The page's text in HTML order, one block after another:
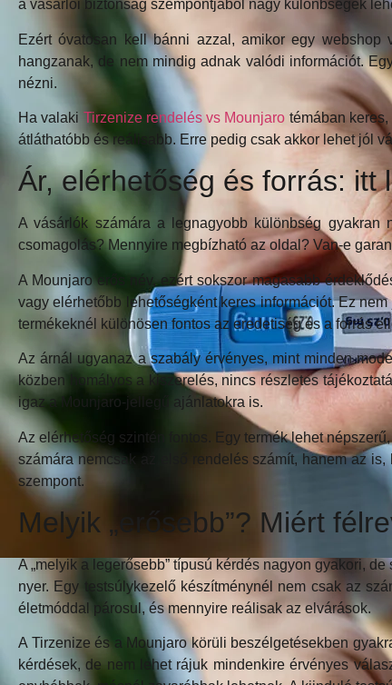
a vásárlói biztonság szempontjából nagy különbségek
Ezért óvatosan kell bánni azzal, amikor egy webshop
hangzanak, de nem mindig adnak valódi információt.
nézni.
Ha valaki Tirzenize rendelés vs Mounjaro témában
átláthatóbb és reálisabb. Erre pedig csak akkor lehet jól
Ár, elérhetőség és forrás: itt
A vásárlók számára a legnagyobb különbség
csomagolás? Mennyire megbízható az oldal? Van-e
A Mounjaro erős név, ezért sokszor magasabb
vagy elérhetőbb lehetőségként keres információt. Ez
termékeknél különösen fontos az eredetiség és a forrás
Az árnál ugyanaz a szabály érvényes, mint minden
közben homályos a kiszerelés, nincs részletes
igaz a Mounjaro-jellegű ajánlatokra is.
Az elérhetőség szintén fontos. Egy termék lehet
számára nemcsak az első rendelés számít, hanem az
szempont.
Melyik „erősebb”? Miért
A „melyik a legerősebb” típusú kérdés nagyon gyakori,
nyer. Egy testsúlykezelő készítménynél nem csak az
életmóddal párosul, és mennyire reálisak az elvárások.
A Tirzenize és a Mounjaro körüli beszélgetésekben
kérdések, de nem lehet rájuk mindenkire érvényes